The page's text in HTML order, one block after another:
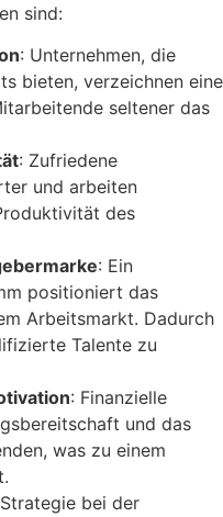
sind:
: Unternehmen, die
bieten, verzeichnen eine
seltener das
: Zufriedene
und arbeiten
des
: Ein
positioniert das
Arbeitsmarkt. Dadurch
Talente zu
: Finanzielle
und das
was zu einem
bei der